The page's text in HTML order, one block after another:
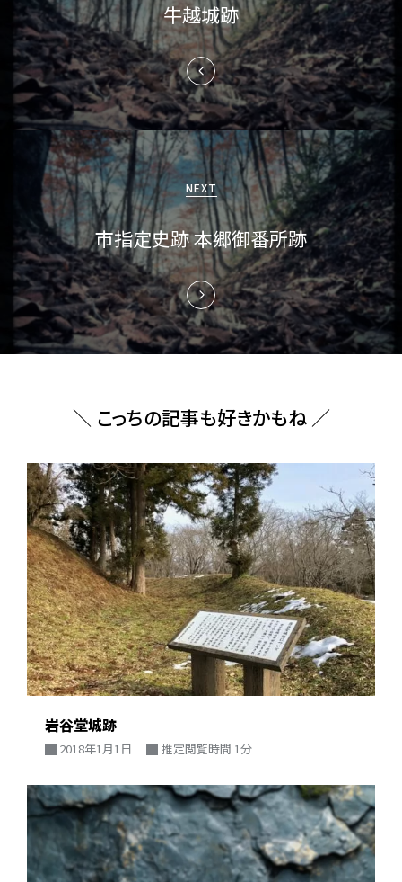
ビ
ゲ
ー
牛越城跡
NEXT
市指定史跡 本郷御番所跡
＼ こっちの記事も好きかもね ／
岩谷堂城跡
2018年1月1日 推定閲覧時間 1分